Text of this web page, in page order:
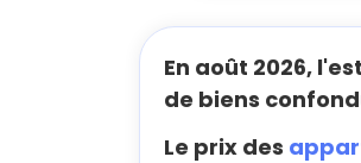
En août 2026,
de biens
Le prix des